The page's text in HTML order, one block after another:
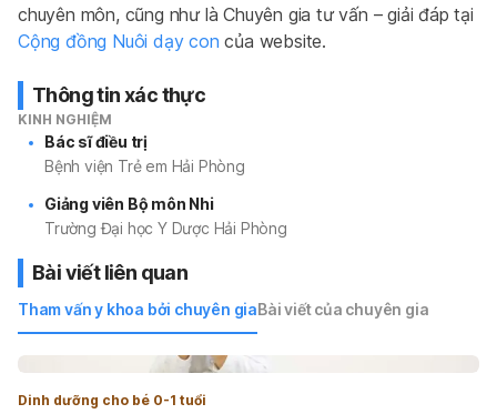
Cộng đồng Nuôi dạy con của website.
Thông tin xác thực
KINH NGHIỆM
Bác sĩ điều trị
Bệnh viện Trẻ em Hải Phòng
Giảng viên Bộ môn Nhi
Trường Đại học Y Dược Hải Phòng
Bài viết liên quan
Tham vấn y khoa bởi chuyên giaBài viết của chuyên gia
Dinh dưỡng cho bé 0-1 tuổi